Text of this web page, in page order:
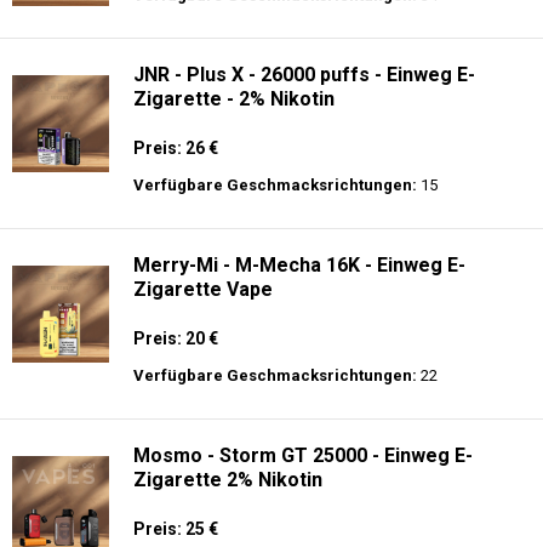
JNR - Plus X - 26000 puffs - Einweg E-
Zigarette - 2% Nikotin
Preis: 26 €
Verfügbare Geschmacksrichtungen: 15
Merry-Mi - M-Mecha 16K - Einweg E-
Zigarette Vape
Preis: 20 €
Verfügbare Geschmacksrichtungen: 22
Mosmo - Storm GT 25000 - Einweg E-
Zigarette 2% Nikotin
Preis: 25 €